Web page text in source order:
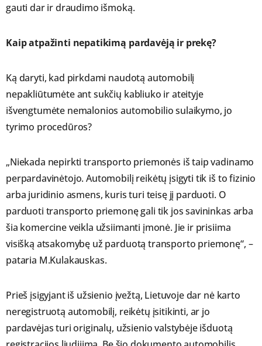
gauti dar ir draudimo išmoką.
Kaip atpažinti nepatikimą pardavėją ir prekę?
Ką daryti, kad pirkdami naudotą automobilį
nepakliūtumėte ant sukčių kabliuko ir ateityje
išvengtumėte nemalonios automobilio sulaikymo, jo
tyrimo procedūros?
„Niekada nepirkti transporto priemonės iš taip vadinamo
perpardavinėtojo. Automobilį reikėtų įsigyti tik iš to fizinio
arba juridinio asmens, kuris turi teisę jį parduoti. O
parduoti transporto priemonę gali tik jos savininkas arba
šia komercine veikla užsiimanti įmonė. Jie ir prisiima
visišką atsakomybę už parduotą transporto priemonę“, –
pataria M.Kulakauskas.
Prieš įsigyjant iš užsienio įvežtą, Lietuvoje dar nė karto
neregistruotą automobilį, reikėtų įsitikinti, ar jo
pardavėjas turi originalų, užsienio valstybėje išduotą